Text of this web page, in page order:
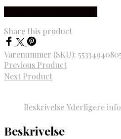
Share this product
Varenummer (SKU):
Previous Product
Next Product
Beskrivelse Yderligere
Beskrivelse